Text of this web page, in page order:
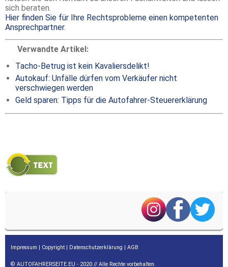
sich beraten.
Hier finden Sie für Ihre Rechtsprobleme einen kompetenten
Ansprechpartner.
Verwandte Artikel:
Tacho-Betrug ist kein Kavaliersdelikt!
Autokauf: Unfälle dürfen vom Verkäufer nicht
verschwiegen werden
Geld sparen: Tipps für die Autofahrer-Steuererklärung
Impressum | Copyright | Datenschutzerklärung | AGB
© AUTOFAHRERSEITE.EU - 2020 // Alle Rechte vorbehalten.